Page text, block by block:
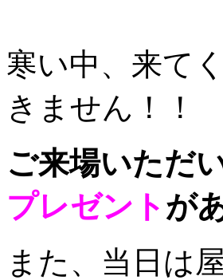
寒い中、来て
きません！！
ご来場いただ
プレゼント が
また、当日は